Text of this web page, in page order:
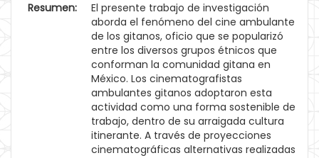
Resumen:
El presente trabajo de investigación
aborda el fenómeno del cine ambulante
de los gitanos, oficio que se popularizó
entre los diversos grupos étnicos que
conforman la comunidad gitana en
México. Los cinematografistas
ambulantes gitanos adoptaron esta
actividad como una forma sostenible de
trabajo, dentro de su arraigada cultura
itinerante. A través de proyecciones
cinematográficas alternativas realizadas